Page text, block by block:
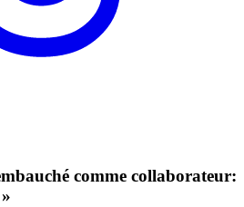
comme collaborateur: